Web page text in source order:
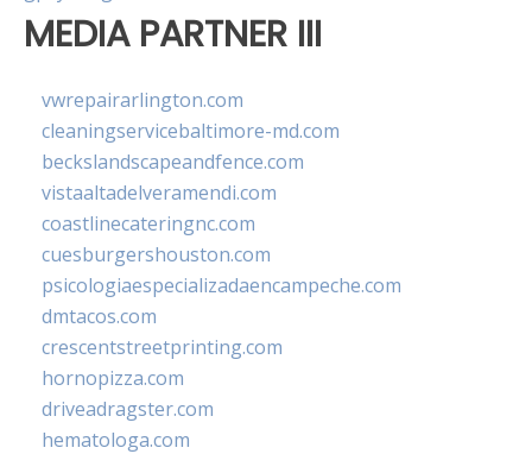
MEDIA PARTNER III
vwrepairarlington.com
cleaningservicebaltimore-md.com
beckslandscapeandfence.com
vistaaltadelveramendi.com
coastlinecateringnc.com
cuesburgershouston.com
psicologiaespecializadaencampeche.com
dmtacos.com
crescentstreetprinting.com
hornopizza.com
driveadragster.com
hematologa.com